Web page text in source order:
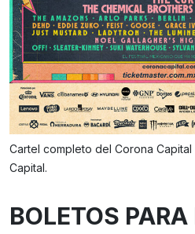
Cartel completo del Corona
Capital.
BOLETOS